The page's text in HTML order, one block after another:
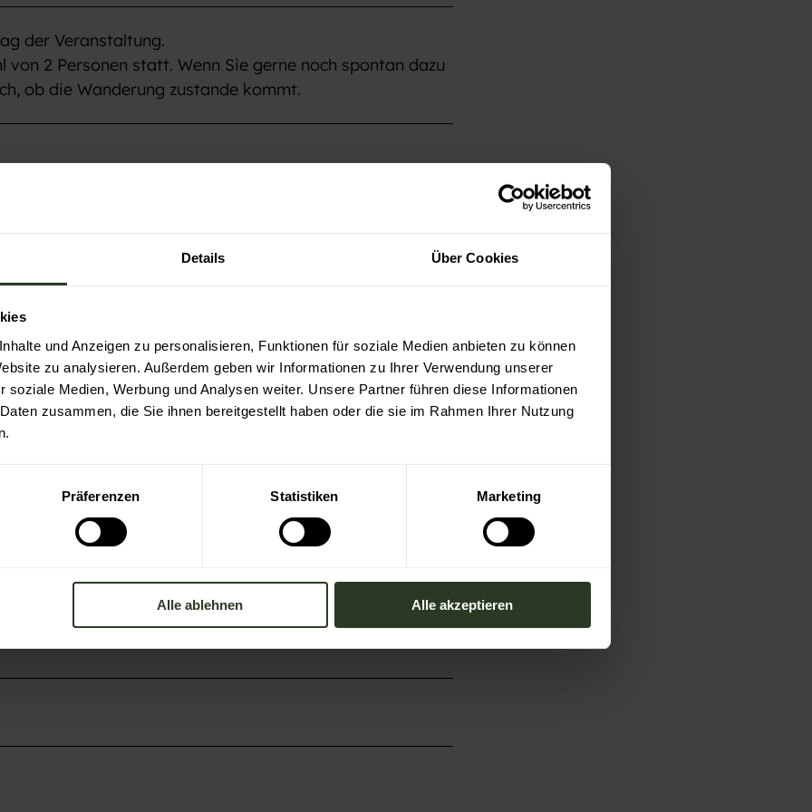
Details Über Cookies
und Anzeigen zu personalisieren, Funktionen für soziale Medien anbieten zu können
zu analysieren. Außerdem geben wir Informationen zu Ihrer Verwendung unserer
soziale Medien, Werbung und Analysen weiter. Unsere Partner führen diese Informationen
zusammen, die Sie ihnen bereitgestellt haben oder die sie im Rahmen Ihrer Nutzung
Präferenzen Statistiken Marketing
Alle ablehnen Alle akzeptieren
der Veranstaltung.
2 Personen statt. Wenn Sie gerne noch spontan dazu
ob die Wanderung zustande kommt.
um 09:50 Uhr.
4,00 €
Azubis, FÖJ, FSJ bis 27 Jahre,
kostenlos